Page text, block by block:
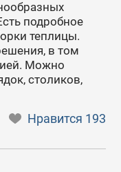
подробное
теплицы.
в том
Можно
столиков,
Нравится 193